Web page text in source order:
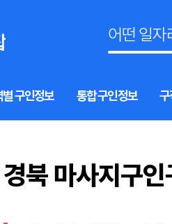
별 구인정보 통합 구인정보 구
경북 마사지구인